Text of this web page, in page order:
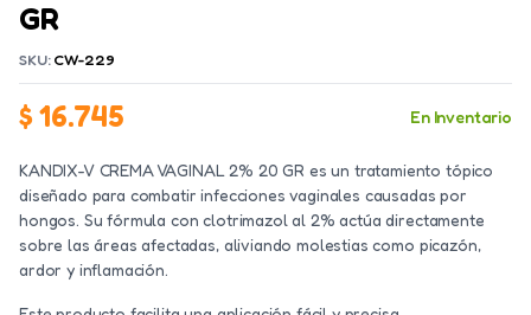
GR
SKU: CW-229
$16.745 En Inventario
KANDIX-V CREMA VAGINAL 2% 20 GR es un tratamiento tópico
diseñado para combatir infecciones vaginales causadas por
hongos. Su fórmula con clotrimazol al 2% actúa directamente
sobre las áreas afectadas, aliviando molestias como picazón,
ardor y inflamación.